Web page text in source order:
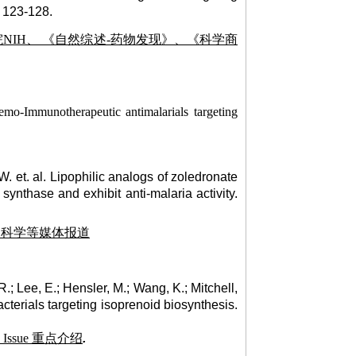
123-128.
、 《自然综述-药物发现》、《科学商
Immunotherapeutic antimalarials targeting
et. al. Lipophilic analogs of zoledronate
and exhibit anti-malaria activity.
学等媒体报道
Lee, E.; Hensler, M.; Wang, K.; Mitchell,
targeting isoprenoid biosynthesis.
重点介绍.